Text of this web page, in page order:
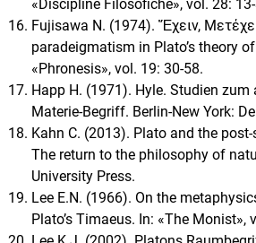
«Discipline Filosofiche», vol. 28:
Fujisawa N. (1974). Ἔχειν,
paradeigmatism in Plato’s theory
«Phronesis», vol. 19: 30-58.
Happ H. (1971). Hyle. Studien zum
Materie-Begriff. Berlin-New York:
Kahn C. (2013). Plato and the
The return to the philosophy of
University Press.
Lee E.N. (1966). On the
Plato’s Timaeus. In: «The Monist»,